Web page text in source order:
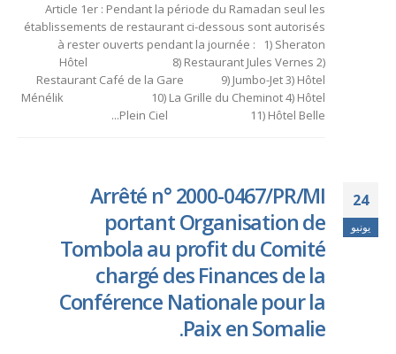
Article 1er : Pendant la période du Ramadan seul les
établissements de restaurant ci-dessous sont autorisés
à rester ouverts pendant la journée : 1) Sheraton
Hôtel 8) Restaurant Jules Vernes 2)
Restaurant Café de la Gare 9) Jumbo-Jet 3) Hôtel
Ménélik 10) La Grille du Cheminot 4) Hôtel
Plein Ciel 11) Hôtel Belle...
24
يونيو
Arrêté n° 2000-0467/PR/MI
portant Organisation de
Tombola au profit du Comité
chargé des Finances de la
Conférence Nationale pour la
Paix en Somalie.